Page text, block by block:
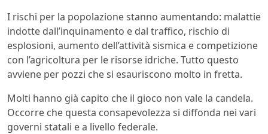
I rischi per la popolazione stanno aumentando: malattie
indotte dall’inquinamento e dal traffico, rischio di
esplosioni, aumento dell’attività sismica e competizione
con l’agricoltura per le risorse idriche. Tutto questo
avviene per pozzi che si esauriscono molto in fretta.
Molti hanno già capito che il gioco non vale la candela.
Occorre che questa consapevolezza si diffonda nei vari
governi statali e a livello federale.